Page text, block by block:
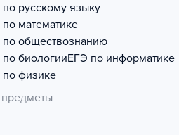
русскому языку
математике
обществознанию
биологииЕГЭ по информатике
физике